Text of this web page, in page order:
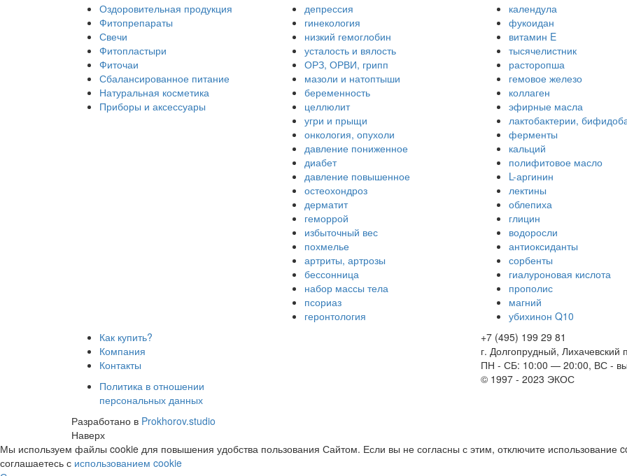
Оздоровительная продукция
Фитопрепараты
Свечи
Фитопластыри
Фиточаи
Сбалансированное питание
Натуральная косметика
Приборы и аксессуары
депрессия
гинекология
низкий гемоглобин
усталость и вялость
ОРЗ, ОРВИ, грипп
мазоли и натоптыши
беременность
целлюлит
угри и прыщи
онкология, опухоли
давление пониженное
диабет
давление повышенное
остеохондроз
дерматит
геморрой
избыточный вес
похмелье
артриты, артрозы
бессонница
набор массы тела
псориаз
геронтология
календула
фукоидан
витамин E
тысячелистник
расторопша
гемовое железо
коллаген
эфирные масла
лактобактерии,
ферменты
кальций
полифитовое масло
L-аргинин
лектины
облепиха
глицин
водоросли
антиоксиданты
сорбенты
гиалуроновая кислота
прополис
магний
убихинон Q10
Как купить?
Компания
Контакты
Политика в отношении
персональных данных
+7 (495) 199 29 81
г. Долгопрудный, Лихачевский
ПН - СБ: 10:00 — 20:00, ВС -
© 1997 - 2023 ЭКОС
Разработано в Prokhorov.studio
Наверх
Мы используем файлы cookie для повышения удобства пользования Сайтом. Если вы не согласны с этим, отключите использование
соглашаетесь с использованием cookie